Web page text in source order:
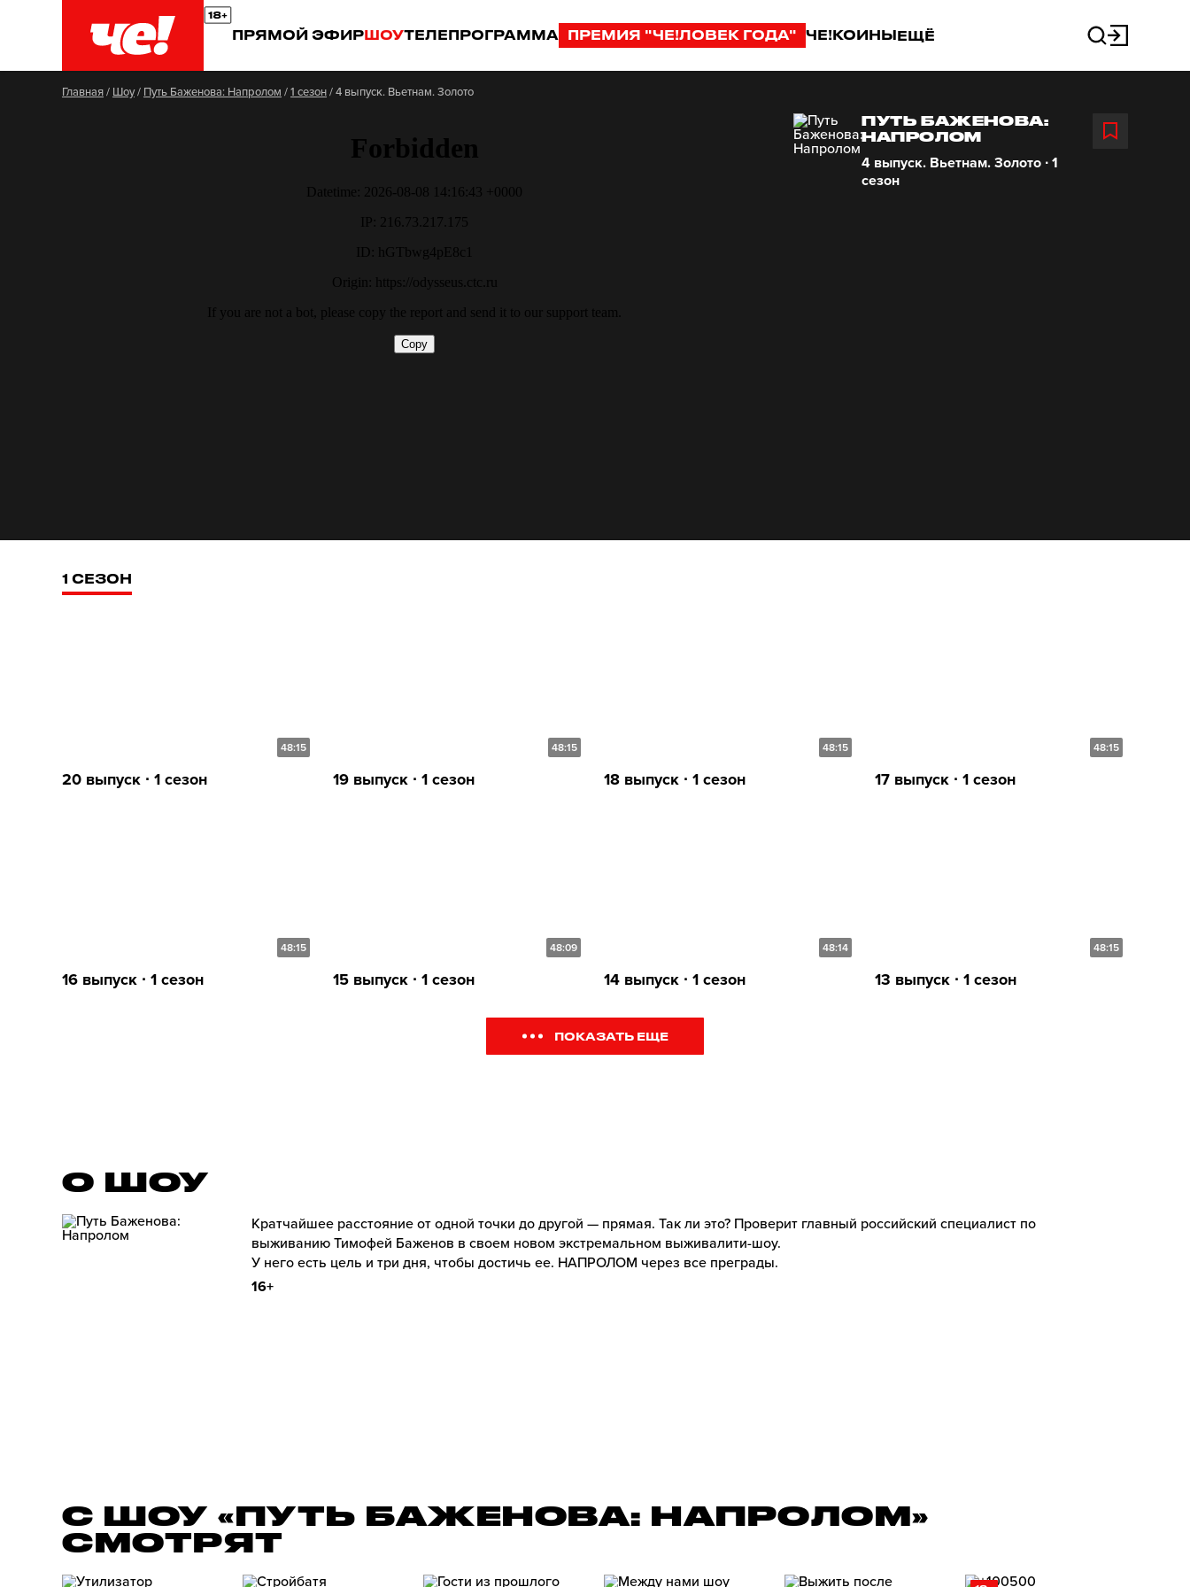
ПРЯМОЙ ЭФИРШОУТЕЛЕПРОГРАММА ПРЕМИЯ "ЧЕ!ЛОВЕК ГОДА" ЧЕ!КОИНЫЕЩЁ
Главная/ Шоу/ Путь Баженова: Напролом /1 сезон/4 выпуск. Вьетнам. Золото
ПУТЬ БАЖЕНОВА:
НАПРОЛОМ
4 выпуск. Вьетнам. Золото ∙ 1
сезон
1 СЕЗОН
48:15
20 выпуск ∙ 1 сезон
48:15
19 выпуск ∙ 1 сезон
48:15
18 выпуск ∙ 1 сезон
48:15
17 выпуск ∙ 1 сезон
48:15
16 выпуск ∙ 1 сезон
48:09
15 выпуск ∙ 1 сезон
48:14
14 выпуск ∙ 1 сезон
48:15
13 выпуск ∙ 1 сезон
ПОКАЗАТЬ ЕЩЕ
О ШОУ
Кратчайшее расстояние от одной точки до другой — прямая. Так ли это? Проверит главный российский специалист по
выживанию Тимофей Баженов в своем новом экстремальном выживалити-шоу.
У него есть цель и три дня, чтобы достичь ее. НАПРОЛОМ через все преграды.
16+
С ШОУ «ПУТЬ БАЖЕНОВА: НАПРОЛОМ»
СМОТРЯТ